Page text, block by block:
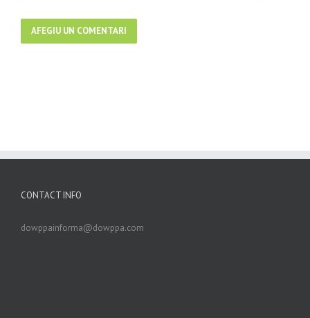
CONTACT INFO
dowppainforma@dowppa.com